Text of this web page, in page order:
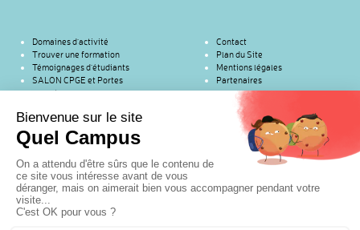
Domaines d’activité
Trouver une formation
Témoignages d’étudiants
SALON CPGE et Portes
ouvertes
Contact
Plan du Site
Mentions légales
Partenaires